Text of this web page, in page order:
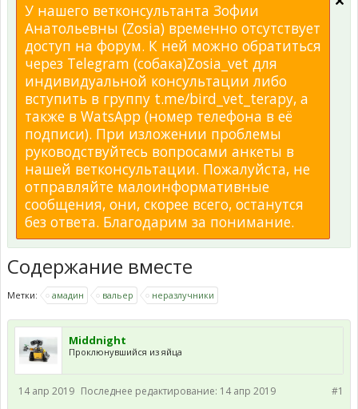
У нашего ветконсультанта Зофии
Анатольевны (Zosia) временно отсутствует
доступ на форум. К ней можно обратиться
через Telegram (собака)Zosia_vet для
индивидуальной консультации либо
вступить в группу t.me/bird_vet_terapy, а
также в WatsApp (номер телефона в её
подписи). При изложении проблемы
руководствуйтесь вопросами анкеты в
нашей ветконсультации. Пожалуйста, не
отправляйте малоинформативные
сообщения, они, скорее всего, останутся
без ответа. Благодарим за понимание.
Содержание вместе
Метки: амадин вальер неразлучники
Middnight
Проклюнувшийся из яйца
#1
14 апр 2019 Последнее редактирование: 14 апр 2019